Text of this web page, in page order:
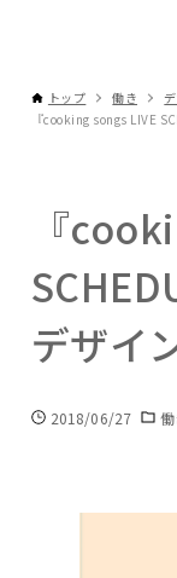
トップ 働き
『cooking songs LIVE
『
デザイ
2018/06/27 働